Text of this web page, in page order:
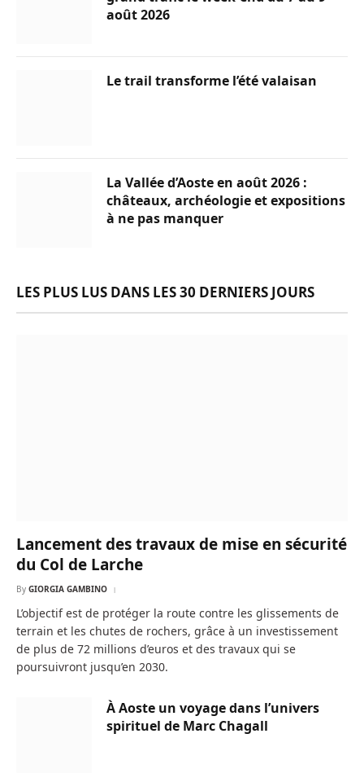
août 2026
Le trail transforme l’été valaisan
La Vallée d’Aoste en août 2026 :
châteaux, archéologie et expositions
à ne pas manquer
LES PLUS LUS DANS LES 30 DERNIERS JOURS
Lancement des travaux de mise en sécurité
du Col de Larche
By GIORGIA GAMBINO
L’objectif est de protéger la route contre les glissements de
terrain et les chutes de rochers, grâce à un investissement
de plus de 72 millions d’euros et des travaux qui se
poursuivront jusqu’en 2030.
À Aoste un voyage dans l’univers
spirituel de Marc Chagall